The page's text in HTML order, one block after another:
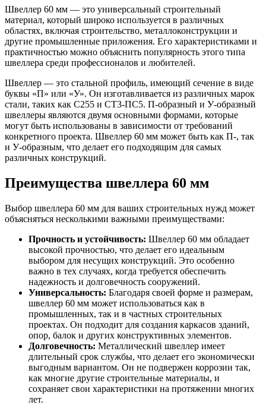
Трубы
нержавеющие
электросварные
AISI
Трубы
нержавеющие
перфорированные
Трубы
нержавеющие
бесшовные
Труба
алюминиевая
Уголок
алюминиевый
Фольга
алюминиевая
алюминиевая
Швеллер
алюминиевый
Шина
алюминиевая
Шестигранник
латунный
Квадрат
латунный
Лента
латунная
латунный
Труба
латунная
Шина
медная
Круг
медный
(пруток)
Лента
медная
Лист
медный
Труба
медная
Круг
Фланцы
стальные
Заглушки
стальные
Тройники
стальные
Крепеж
шуруп-
шпилька
Опоры
стальные
Ванны и
товары
Фитинги
Фитинги
латунные
резьбовые
стальные
Фитинги
резьбовые
чугунные
Хомуты
стальные
Труба ВГП
Швеллер 60 мм — это универсальный строительный
материал, который широко используется в различных
областях, включая строительство, металлоконструкции и
другие промышленные приложения. Его характеристиками и
практичностью можно объяснить популярность этого типа
швеллера среди профессионалов и любителей.
Швеллер — это стальной профиль, имеющий сечение в виде
буквы «П» или «У». Он изготавливается из различных марок
стали, таких как С255 и СТ3-ПС5. П-образный и У-образный
швеллеры являются двумя основными формами, которые
могут быть использованы в зависимости от требований
конкретного проекта. Швеллер 60 мм может быть как П-, так
и У-образным, что делает его подходящим для самых
различных конструкций.
Преимущества швеллера 60 мм
Выбор швеллера 60 мм для ваших строительных нужд может
объясняться несколькими важными преимуществами:
Прочность и устойчивость: Швеллер 60 мм обладает
высокой прочностью, что делает его идеальным
выбором для несущих конструкций. Это особенно
важно в тех случаях, когда требуется обеспечить
надежность и долговечность сооружений.
Универсальность: Благодаря своей форме и размерам,
швеллер 60 мм может использоваться как в
промышленных, так и в частных строительных
проектах. Он подходит для создания каркасов зданий,
опор, балок и других конструктивных элементов.
Долговечность: Металлический швеллер имеет
длительный срок службы, что делает его экономически
выгодным вариантом. Он не подвержен коррозии так,
как многие другие строительные материалы, и
сохраняет свои характеристики на протяжении многих
лет.